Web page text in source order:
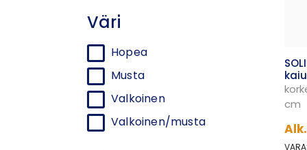
Väri
Hopea
Musta
Valkoinen
Valkoinen/musta
cm